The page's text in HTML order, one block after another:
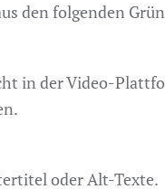
den folgenden
in der Video-
oder Alt-Texte.